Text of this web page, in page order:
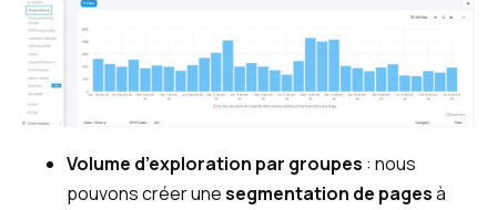
Volume d’exploration par groupes : nous
pouvons créer unesegmentation de pagesà